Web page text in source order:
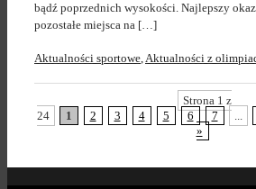
bądź poprzednich wysokości. Najlepszy
pozostałe miejsca na […]
Aktualności sportowe,Aktualności z
Strona 1 z
24
1 2 3 4 5 6 7 ...
»